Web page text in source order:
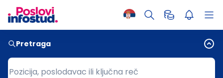
Pretraga
Pozicija, poslodavac ili ključna reč
Pozicija, poslodavac ili ključna reč